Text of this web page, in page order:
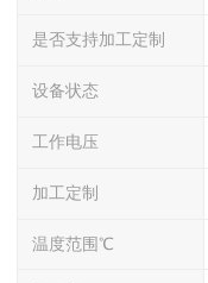
是否支持加工定制
设备状态
工作电压
加工定制
温度范围℃